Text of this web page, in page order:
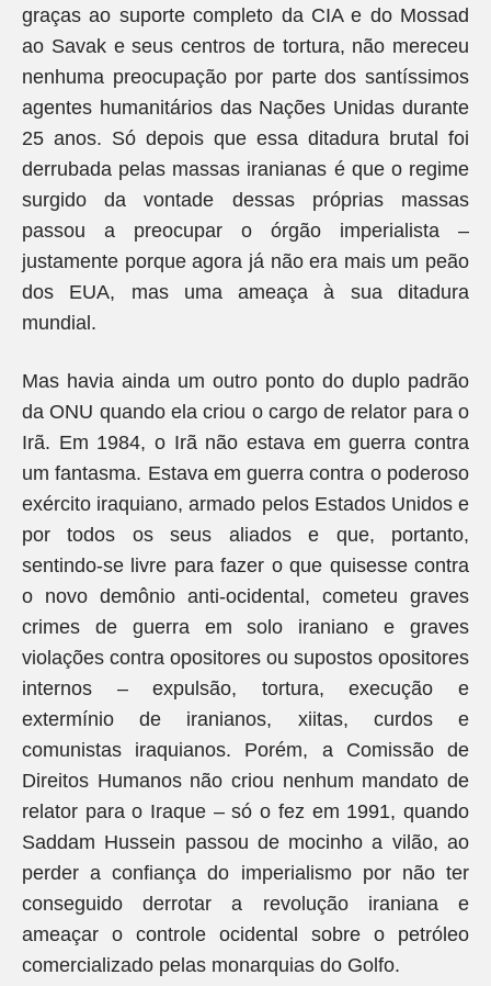
graças ao suporte completo da CIA e do Mossad
ao Savak e seus centros de tortura, não mereceu
nenhuma preocupação por parte dos santíssimos
agentes humanitários das Nações Unidas durante
25 anos. Só depois que essa ditadura brutal foi
derrubada pelas massas iranianas é que o regime
surgido da vontade dessas próprias massas
passou a preocupar o órgão imperialista –
justamente porque agora já não era mais um peão
dos EUA, mas uma ameaça à sua ditadura
mundial.
Mas havia ainda um outro ponto do duplo padrão
da ONU quando ela criou o cargo de relator para o
Irã. Em 1984, o Irã não estava em guerra contra
um fantasma. Estava em guerra contra o poderoso
exército iraquiano, armado pelos Estados Unidos e
por todos os seus aliados e que, portanto,
sentindo-se livre para fazer o que quisesse contra
o novo demônio anti-ocidental, cometeu graves
crimes de guerra em solo iraniano e graves
violações contra opositores ou supostos opositores
internos – expulsão, tortura, execução e
extermínio de iranianos, xiitas, curdos e
comunistas iraquianos. Porém, a Comissão de
Direitos Humanos não criou nenhum mandato de
relator para o Iraque – só o fez em 1991, quando
Saddam Hussein passou de mocinho a vilão, ao
perder a confiança do imperialismo por não ter
conseguido derrotar a revolução iraniana e
ameaçar o controle ocidental sobre o petróleo
comercializado pelas monarquias do Golfo.